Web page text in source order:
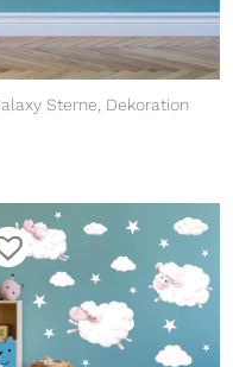
Sterne, Dekoration